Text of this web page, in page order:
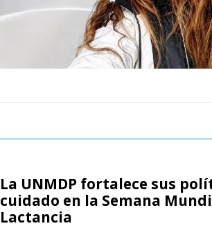
La UNMDP fortalece sus
cuidado en la Semana
Lactancia